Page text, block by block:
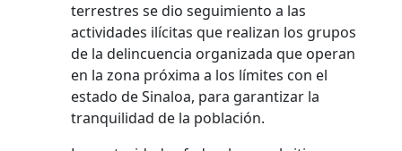
terrestres se dio seguimiento a las
actividades ilícitas que realizan los grupos
de la delincuencia organizada que operan
en la zona próxima a los límites con el
estado de Sinaloa, para garantizar la
tranquilidad de la población.